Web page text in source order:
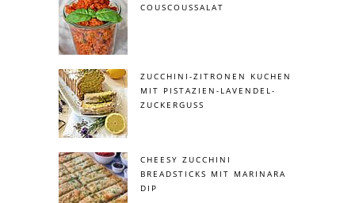
COUSCOUSSALAT
ZUCCHINI-ZITRONEN KUCHEN
MIT PISTAZIEN-LAVENDEL-
ZUCKERGUSS
CHEESY ZUCCHINI
BREADSTICKS MIT MARINARA
DIP